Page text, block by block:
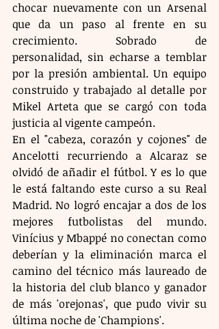
chocar nuevamente con un Arsenal
que da un paso al frente en su
crecimiento. Sobrado de
personalidad, sin echarse a temblar
por la presión ambiental. Un equipo
construido y trabajado al detalle por
Mikel Arteta que se cargó con toda
justicia al vigente campeón.
En el "cabeza, corazón y cojones" de
Ancelotti recurriendo a Alcaraz se
olvidó de añadir el fútbol. Y es lo que
le está faltando este curso a su Real
Madrid. No logró encajar a dos de los
mejores futbolistas del mundo.
Vinícius y Mbappé no conectan como
deberían y la eliminación marca el
camino del técnico más laureado de
la historia del club blanco y ganador
de más 'orejonas', que pudo vivir su
última noche de 'Champions'.